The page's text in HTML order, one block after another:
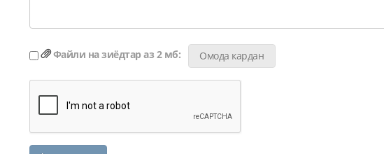
Файли на зиёдтар аз 2 мб: Омода кардан